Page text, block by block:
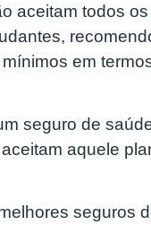
aceitam todos
em
seguro de
aquele
seguros